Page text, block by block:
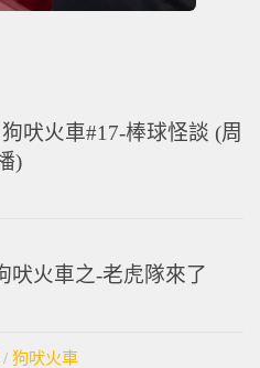
狗吠火車#17-棒球怪談 (周
)
吠火車之-老虎隊來了
/ 狗吠火車